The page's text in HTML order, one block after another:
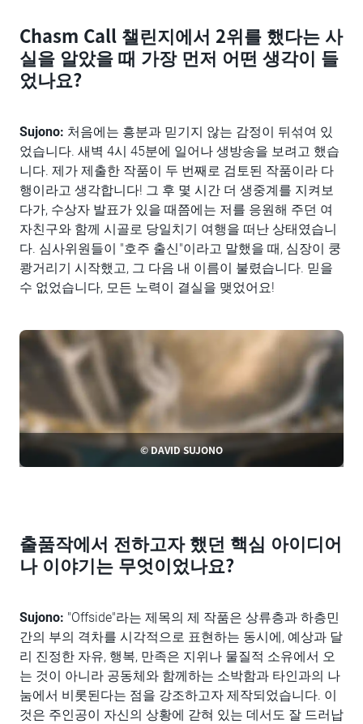
Chasm Call 챌린지에서 2위를 했다는 사
실을 알았을 때 가장 먼저 어떤 생각이 들
었나요?
Sujono: 처음에는 흥분과 믿기지 않는 감정이 뒤섞여 있
었습니다. 새벽 4시 45분에 일어나 생방송을 보려고 했습
니다. 제가 제출한 작품이 두 번째로 검토된 작품이라 다
행이라고 생각합니다! 그 후 몇 시간 더 생중계를 지켜보
다가, 수상자 발표가 있을 때쯤에는 저를 응원해 주던 여
자친구와 함께 시골로 당일치기 여행을 떠난 상태였습니
다. 심사위원들이 "호주 출신"이라고 말했을 때, 심장이 쿵
쾅거리기 시작했고, 그 다음 내 이름이 불렸습니다. 믿을
수 없었습니다, 모든 노력이 결실을 맺었어요!
© DAVID SUJONO
출품작에서 전하고자 했던 핵심 아이디어
나 이야기는 무엇이었나요?
Sujono: "Offside"라는 제목의 제 작품은 상류층과 하층민
간의 부의 격차를 시각적으로 표현하는 동시에, 예상과 달
리 진정한 자유, 행복, 만족은 지위나 물질적 소유에서 오
는 것이 아니라 공동체와 함께하는 소박함과 타인과의 나
눔에서 비롯된다는 점을 강조하고자 제작되었습니다. 이
것은 주인공이 자신의 상황에 갇혀 있는 데서도 잘 드러납